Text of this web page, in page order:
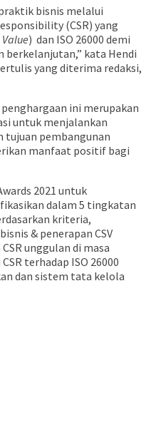
bisnis melalui
(CSR) yang
) dan ISO 26000 demi
berkelanjutan,” kata Hendi
yang diterima redaksi,
ini merupakan
untuk menjalankan
tujuan pembangunan
manfaat positif bagi
2021 untuk
dalam 5 tingkatan
kriteria,
& penerapan CSV
unggulan di masa
terhadap ISO 26000
dan sistem tata kelola